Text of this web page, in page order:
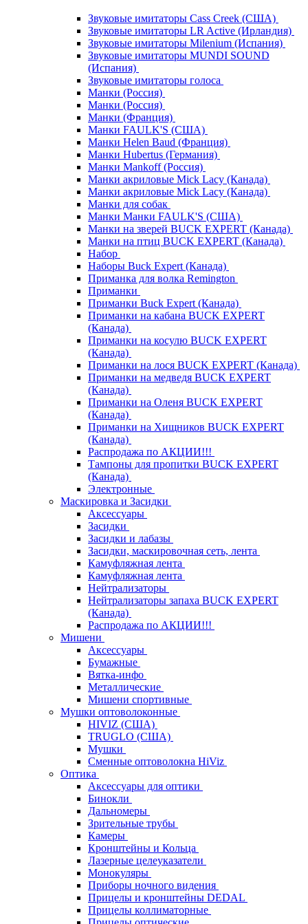
Звуковые имитаторы Cass Creek (США)
Звуковые имитаторы LR Active (Ирландия)
Звуковые имитаторы Milenium (Испания)
Звуковые имитаторы MUNDI SOUND
(Испания)
Звуковые имитаторы голоса
Манки (Россия)
Манки (Россия)
Манки (Франция)
Манки FAULK'S (США)
Манки Helen Baud (Франция)
Манки Hubertus (Германия)
Манки Mankoff (Россия)
Манки акриловые Mick Lacy (Канада)
Манки акриловые Mick Lacy (Канада)
Манки для собак
Манки Манки FAULK'S (США)
Манки на зверей BUCK EXPERT (Канада)
Манки на птиц BUCK EXPERT (Канада)
Набор
Наборы Buck Expert (Канада)
Приманка для волка Remington
Приманки
Приманки Buck Expert (Канада)
Приманки на кабана BUCK EXPERT
(Канада)
Приманки на косулю BUCK EXPERT
(Канада)
Приманки на лося BUCK EXPERT (Канада)
Приманки на медведя BUCK EXPERT
(Канада)
Приманки на Оленя BUCK EXPERT
(Канада)
Приманки на Хищников BUCK EXPERT
(Канада)
Распродажа по АКЦИИ!!!
Тампоны для пропитки BUCK EXPERT
(Канада)
Электронные
Маскировка и Засидки
Аксессуары
Засидки
Засидки и лабазы
Засидки, маскировочная сеть, лента
Камуфляжная лента
Камуфляжная лента
Нейтрализаторы
Нейтрализаторы запаха BUCK EXPERT
(Канада)
Распродажа по АКЦИИ!!!
Мишени
Аксессуары
Бумажные
Вятка-инфо
Металлические
Мишени спортивные
Мушки оптоволоконные
HIVIZ (США)
TRUGLO (США)
Мушки
Сменные оптоволокна HiViz
Оптика
Аксессуары для оптики
Бинокли
Дальномеры
Зрительные трубы
Камеры
Кронштейны и Кольца
Лазерные целеуказатели
Монокуляры
Приборы ночного видения
Прицелы и кронштейны DEDAL
Прицелы коллиматорные